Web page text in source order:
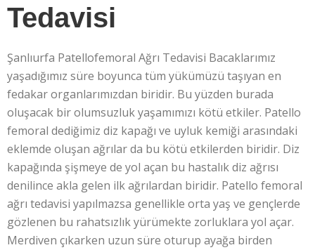
Tedavisi
Şanlıurfa Patellofemoral Ağrı Tedavisi Bacaklarımız
yaşadığımız süre boyunca tüm yükümüzü taşıyan en
fedakar organlarımızdan biridir. Bu yüzden burada
oluşacak bir olumsuzluk yaşamımızı kötü etkiler. Patello
femoral dediğimiz diz kapağı ve uyluk kemiği arasındaki
eklemde oluşan ağrılar da bu kötü etkilerden biridir. Diz
kapağında şişmeye de yol açan bu hastalık diz ağrısı
denilince akla gelen ilk ağrılardan biridir. Patello femoral
ağrı tedavisi yapılmazsa genellikle orta yaş ve gençlerde
gözlenen bu rahatsızlık yürümekte zorluklara yol açar.
Merdiven çıkarken uzun süre oturup ayağa birden